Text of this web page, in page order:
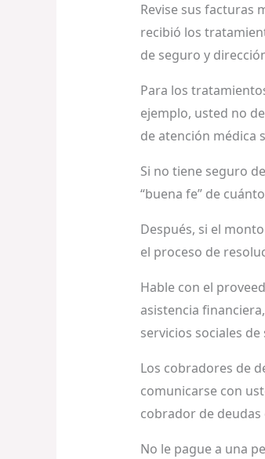
Revise sus facturas
recibió los
de seguro y
Para los
ejemplo, usted no
de atención médica
Si no tiene seguro
“buena fe” de
Después, si el
el proceso de
Hable con el
asistencia
servicios sociales
Los cobradores de
comunicarse con
cobrador de deudas
No le pague a una